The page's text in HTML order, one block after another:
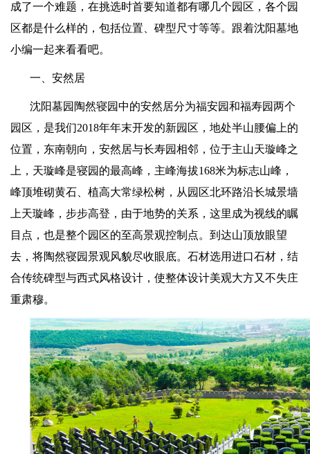
成了一个难题，在挑选时首要知道都有哪几个园区，各个园
区都是什么样的，包括位置、碑型尺寸等等。跟着沈阳墓地
小编一起来看看吧。
一、安然居
沈阳墓园陶然寝园中的安然居分为福安园和福寿园两个
园区，是我们2018年年末开发的新园区，地处半山腰偏上的
位置，东南朝向，安然居与长寿园相邻，位于主山天璇峰之
上，天璇峰是寝园的最高峰，主峰海拔168米为标志山峰，
峰顶堆砌黄石、植高大常绿松树，从园区北环路沿长城景墙
上天璇峰，步步高登，由于地势的关系，这里成为视线的瞩
目点，也是整个园区的至高景观控制点。到达山顶放眼望
去，将陶然寝园景观风貌尽收眼底。石材选用进口石材，结
合传统碑型与西式风格设计，使整体设计美观大方又不失庄
重肃穆。